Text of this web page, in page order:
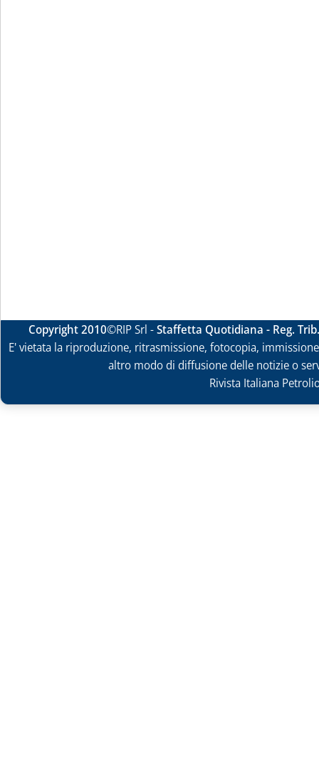
Copyright 2010©RIP Srl -Staffetta Quotidiana - Reg.
E' vietata la riproduzione, ritrasmissione, fotocopia,
altro modo di diffusione delle notizie o
Rivista Italiana